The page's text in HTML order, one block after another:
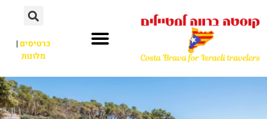
כרטיסים|
מלונות